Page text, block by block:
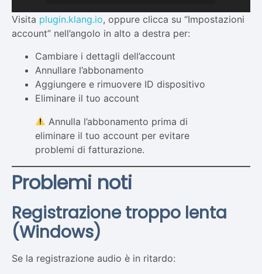
Visita plugin.klang.io, oppure clicca su “Impostazioni
account” nell’angolo in alto a destra per:
Cambiare i dettagli dell’account
Annullare l’abbonamento
Aggiungere e rimuovere ID dispositivo
Eliminare il tuo account
Annulla l’abbonamento prima di
eliminare il tuo account per evitare
problemi di fatturazione.
Problemi noti
Registrazione troppo lenta
(Windows)
Se la registrazione audio è in ritardo: